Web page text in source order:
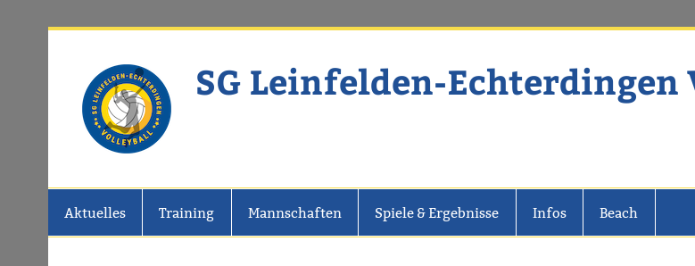
SG Leinfelden-
Aktuelles Training Mannschaften Spiele & Ergebnisse Infos Beach